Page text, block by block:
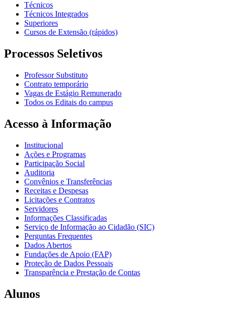
Técnicos
Técnicos Integrados
Superiores
Cursos de Extensão (rápidos)
Processos Seletivos
Professor Substituto
Contrato temporário
Vagas de Estágio Remunerado
Todos os Editais do campus
Acesso à Informação
Institucional
Ações e Programas
Participação Social
Auditoria
Convênios e Transferências
Receitas e Despesas
Licitações e Contratos
Servidores
Informações Classificadas
Serviço de Informação ao Cidadão (SIC)
Perguntas Frequentes
Dados Abertos
Fundações de Apoio (FAP)
Proteção de Dados Pessoais
Transparência e Prestação de Contas
Alunos